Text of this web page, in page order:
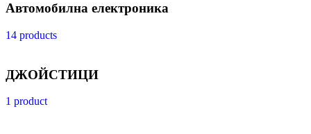
Автомобилна електроника
14 products
ДЖОЙСТИЦИ
1 product